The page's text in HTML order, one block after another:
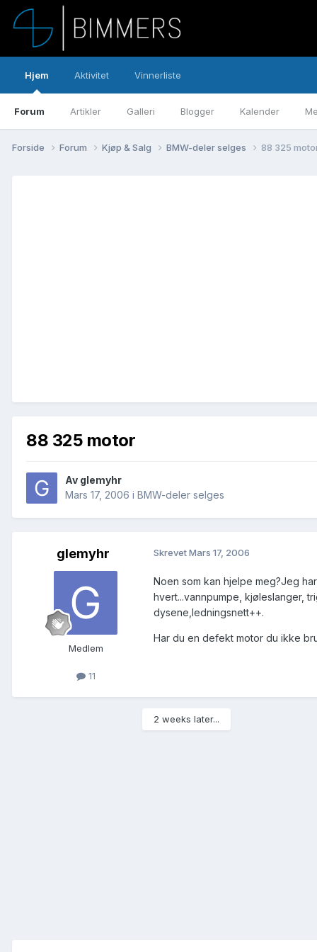
Hjem
Forum Artikler Galleri Blogger Kalender
Aktivitet Vinnerliste
Forside Forum Kjøp & Salg BMW-deler selges 88 325
88 325 motor
Av glemyhr
Mars 17, 2006 i BMW-deler selges
glemyhr
Medlem
11
SkrevetMars 17, 2006
Noen som kan hjelpe meg?Jeg
hvert...vannpumpe, kjøleslanger,
dysene,ledningsnett++.
Har du en defekt motor du ikke
2 weeks later...